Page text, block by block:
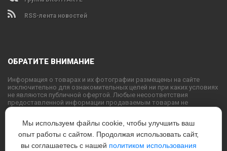
RSS-лента новостей
ОБРАТИТЕ ВНИМАНИЕ
Информация о товарах и их фотографии размещены на сайте
исключительно для ознакомительных целей ни при каких условиях
не являются публичной офертой. Любые несоответствия
предоставленной информации продаваемым товарам не
являются основанием для претензий, так как внешний вид и
свое усмотрение.
Использование текстовых или графических материалов с сайта
запрещено без согласования с администрацией USPORTS
Мы используем файлы cookie, чтобы улучшить ваш
опыт работы с сайтом. Продолжая использовать сайт,
вы соглашаетесь с нашей политиком использования